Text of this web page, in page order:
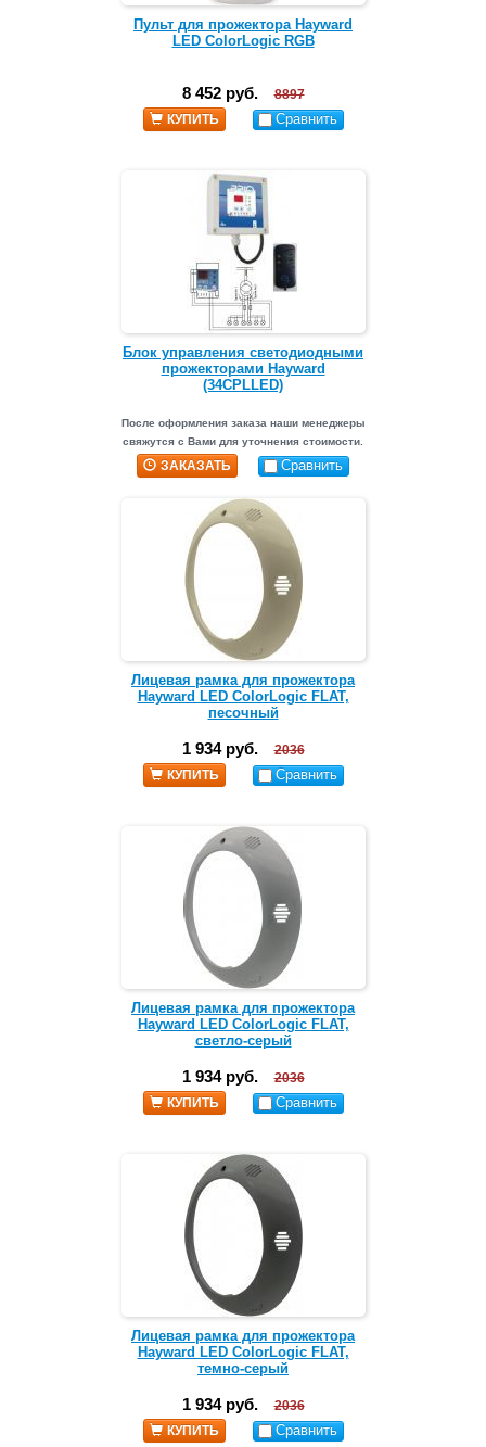
Пульт для прожектора Hayward
LED ColorLogic RGB
8 452 руб.
8897
КУПИТЬ
Сравнить
Блок управления светодиодными
прожекторами Hayward
(34CPLLED)
После оформления заказа наши менеджеры
свяжутся с Вами для уточнения стоимости.
ЗАКАЗАТЬ Сравнить
Лицевая рамка для прожектора
Hayward LED ColorLogic FLAT,
песочный
1 934 руб.
2036
КУПИТЬ
Сравнить
Лицевая рамка для прожектора
Hayward LED ColorLogic FLAT,
светло-серый
1 934 руб.
2036
КУПИТЬ
Сравнить
Лицевая рамка для прожектора
Hayward LED ColorLogic FLAT,
темно-серый
1 934 руб.
2036
КУПИТЬ
Сравнить